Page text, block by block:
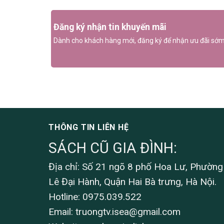
Đăng ký nhận tin khuyến mãi
Dành cho khách hàng mới, đăng ký để nhận ưu đãi
THÔNG TIN LIÊN HỆ
SÁCH CŨ GIA ĐÌNH:
Địa chỉ: Số 21 ngõ 8 phố Hoa Lư, Phường
Lê Đại Hành, Quận Hai Bà trưng, Hà Nội.
Hotline: 0975.039.522
Email: truongtv.isea@gmail.com